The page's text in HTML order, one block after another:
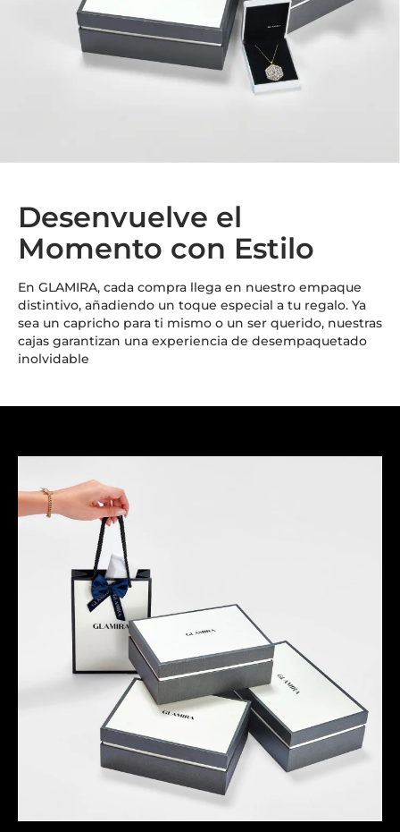
Desenvuelve el
Momento con Estilo
En GLAMIRA, cada compra llega en nuestro empaque
distintivo, añadiendo un toque especial a tu regalo. Ya
sea un capricho para ti mismo o un ser querido, nuestras
cajas garantizan una experiencia de desempaquetado
inolvidable